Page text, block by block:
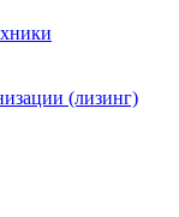
(лизинг)